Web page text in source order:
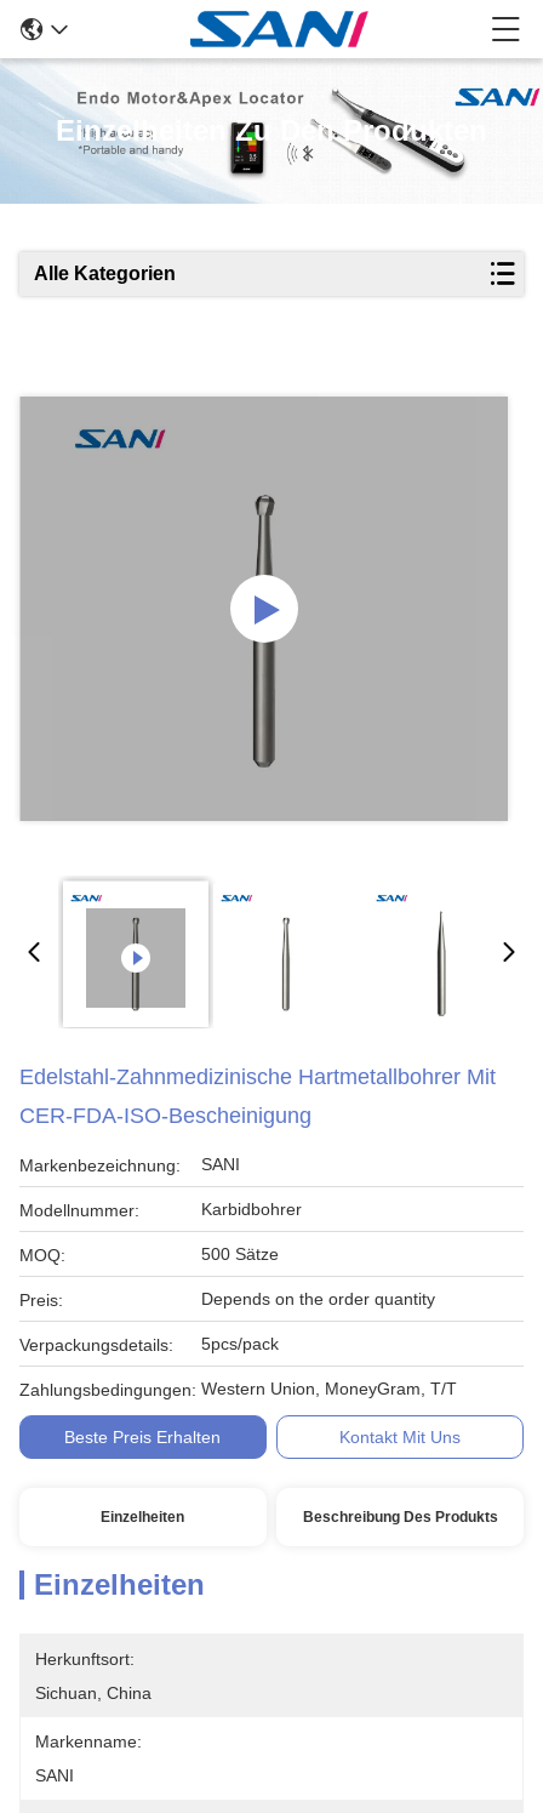
Einzelheiten Zu Den Produkten
Alle Kategorien
Edelstahl-Zahnmedizinische Hartmetallbohrer Mit
CER-FDA-ISO-Bescheinigung
Markenbezeichnung: SANI
Modellnummer: Karbidbohrer
MOQ: 500 Sätze
Preis: Depends on the order quantity
Verpackungsdetails: 5pcs/pack
Zahlungsbedingungen: Western Union, MoneyGram, T/T
Beste Preis Erhalten Kontakt Mit Uns
Einzelheiten Beschreibung Des Produkts
Einzelheiten
Herkunftsort:
Sichuan, China
Markenname:
SANI